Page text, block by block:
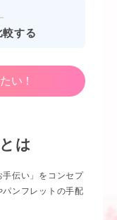
する
い！
は
手伝い」をコンセプ
パンフレットの手配